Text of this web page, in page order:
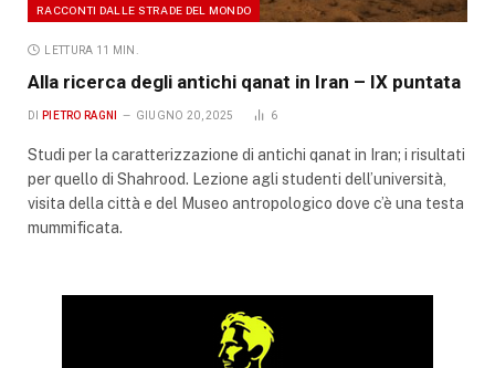
RACCONTI DALLE STRADE DEL MONDO
LETTURA 11 MIN.
Alla ricerca degli antichi qanat in Iran – IX puntata
DI PIETRO RAGNI GIUGNO 20, 2025 6
Studi per la caratterizzazione di antichi qanat in Iran; i risultati
per quello di Shahrood. Lezione agli studenti dell’università,
visita della città e del Museo antropologico dove c’è una testa
mummificata.